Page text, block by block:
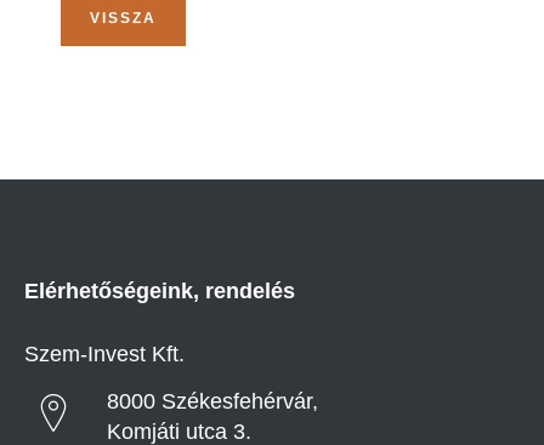
VISSZA
Elérhetőségeink, rendelés
Szem-Invest Kft.
8000 Székesfehérvár,
Komjáti utca 3.